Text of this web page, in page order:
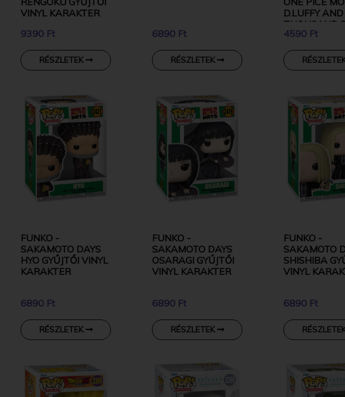
VINYL KARAKTER
9390 Ft
RÉSZLETEK
6890 Ft
RÉSZLETEK
D.LUFFY AND
THOUSAND
4590 Ft
FUNKO -
SAKAMOTO DAYS
HYO GYŰJTŐI VINYL
KARAKTER
6890 Ft
RÉSZLETEK
FUNKO -
SAKAMOTO DAYS
OSARAGI GYŰJTŐI
VINYL KARAKTER
6890 Ft
RÉSZLETEK
FUNKO -
SAKAMOTO
SHISHIBA
VINYL
6890 Ft